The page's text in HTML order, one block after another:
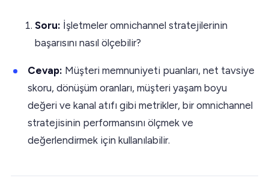
Soru: İşletmeler omnichannel stratejilerinin
başarısını nasıl ölçebilir?
Cevap: Müşteri memnuniyeti puanları, net tavsiye
skoru, dönüşüm oranları, müşteri yaşam boyu
değeri ve kanal atıfı gibi metrikler, bir omnichannel
stratejisinin performansını ölçmek ve
değerlendirmek için kullanılabilir.